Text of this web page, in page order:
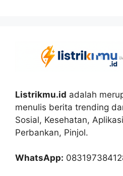
Listrikmu.id adalah
menulis berita trending
Sosial, Kesehatan,
Perbankan, Pinjol.
WhatsApp: